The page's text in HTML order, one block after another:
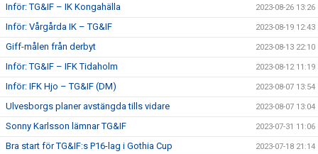
Inför: TG&IF – IK Kongahälla 2023-08-26 13:26
Inför: Vårgårda IK – TG&IF 2023-08-19 12:43
Giff-målen från derbyt 2023-08-13 22:10
Inför: TG&IF – IFK Tidaholm 2023-08-12 11:19
Inför: IFK Hjo – TG&IF (DM) 2023-08-07 13:54
Ulvesborgs planer avstängda tills vidare 2023-08-07 13:04
Sonny Karlsson lämnar TG&IF 2023-07-31 11:06
Bra start för TG&IF:s P16-lag i Gothia Cup 2023-07-18 21:14